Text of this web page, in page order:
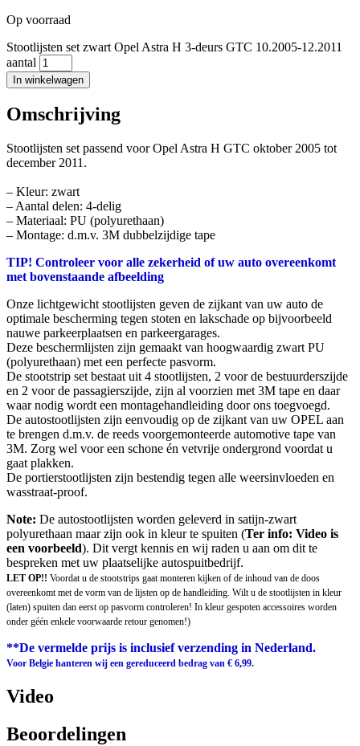
Op voorraad
Stootlijsten set zwart Opel Astra H 3-deurs GTC 10.2005-12.2011
aantal
In winkelwagen
Omschrijving
Stootlijsten set passend voor Opel Astra H GTC oktober 2005 tot
december 2011.
– Kleur: zwart
– Aantal delen: 4-delig
– Materiaal: PU (polyurethaan)
– Montage: d.m.v. 3M dubbelzijdige tape
TIP! Controleer voor alle zekerheid of uw auto overeenkomt
met bovenstaande afbeelding
Onze lichtgewicht stootlijsten geven de zijkant van uw auto de
optimale bescherming tegen stoten en lakschade op bijvoorbeeld
nauwe parkeerplaatsen en parkeergarages.
Deze beschermlijsten zijn gemaakt van hoogwaardig zwart PU
(polyurethaan) met een perfecte pasvorm.
De stootstrip set bestaat uit 4 stootlijsten, 2 voor de bestuurderszijde
en 2 voor de passagierszijde, zijn al voorzien met 3M tape en daar
waar nodig wordt een montagehandleiding door ons toegvoegd.
De autostootlijsten zijn eenvoudig op de zijkant van uw OPEL aan
te brengen d.m.v. de reeds voorgemonteerde automotive tape van
3M. Zorg wel voor een schone én vetvrije ondergrond voordat u
gaat plakken.
De portierstootlijsten zijn bestendig tegen alle weersinvloeden en
wasstraat-proof.
Note: De autostootlijsten worden geleverd in satijn-zwart
polyurethaan maar zijn ook in kleur te spuiten (Ter info: Video is
een voorbeeld). Dit vergt kennis en wij raden u aan om dit te
bespreken met uw plaatselijke autospuitbedrijf.
LET OP!! Voordat u de stootstrips gaat monteren kijken of de inhoud van de doos
overeenkomt met de vorm van de lijsten op de handleiding. Wilt u de stootlijsten in kleur
(laten) spuiten dan eerst op pasvorm controleren! In kleur gespoten accessoires worden
onder géén enkele voorwaarde retour genomen!)
**De vermelde prijs is inclusief verzending in Nederland.
Voor Belgie hanteren wij een gereduceerd bedrag van € 6,99.
Video
Beoordelingen